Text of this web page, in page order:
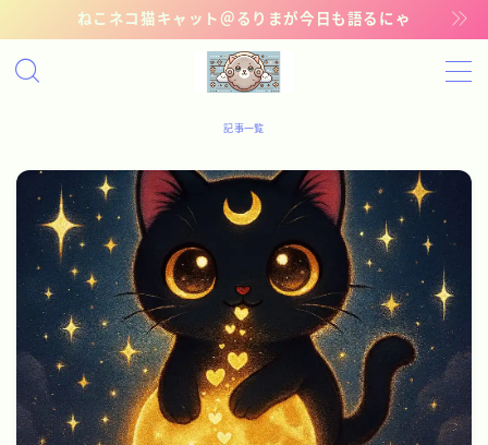
ねこネコ猫キャット＠るりまが今日も語るにゃ
MENU
管理猫ギャラリー
お問い合わせ
記事一覧